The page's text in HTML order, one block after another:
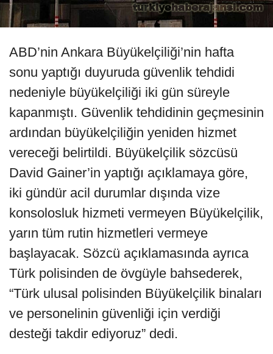
ABD’nin Ankara Büyükelçiliği’nin hafta
sonu yaptığı duyuruda güvenlik tehdidi
nedeniyle büyükelçiliği iki gün süreyle
kapanmıştı. Güvenlik tehdidinin geçmesinin
ardından büyükelçiliğin yeniden hizmet
vereceği belirtildi. Büyükelçilik sözcüsü
David Gainer’in yaptığı açıklamaya göre,
iki gündür acil durumlar dışında vize
konsolosluk hizmeti vermeyen Büyükelçilik,
yarın tüm rutin hizmetleri vermeye
başlayacak. Sözcü açıklamasında ayrıca
Türk polisinden de övgüyle bahsederek,
“Türk ulusal polisinden Büyükelçilik binaları
ve personelinin güvenliği için verdiği
desteği takdir ediyoruz” dedi.